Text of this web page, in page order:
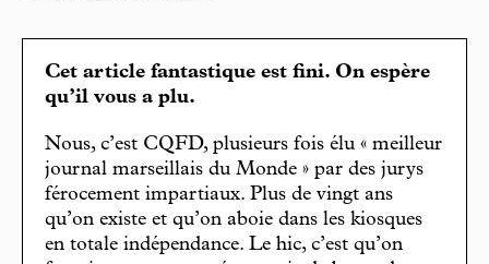
Cet article fantastique est fini. On espère
qu’il vous a plu.
Nous, c’est CQFD, plusieurs fois élu « meilleur
journal marseillais du Monde » par des jurys
férocement impartiaux. Plus de vingt ans
qu’on existe et qu’on aboie dans les kiosques
en totale indépendance. Le hic, c’est qu’on